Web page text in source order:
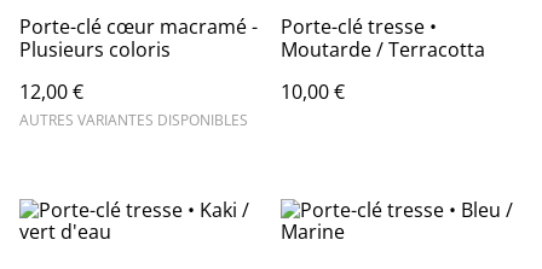
Porte-clé cœur macramé -
Plusieurs coloris
12,00 €
AUTRES VARIANTES DISPONIBLES
Porte-clé tresse •
Moutarde / Terracotta
10,00 €